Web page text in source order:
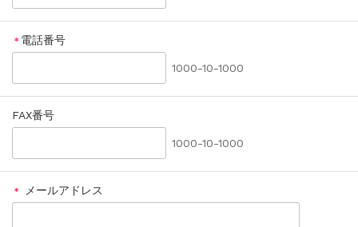
＊ 電話番号
1000-10-1000
FAX番号
1000-10-1000
＊ メールアドレス